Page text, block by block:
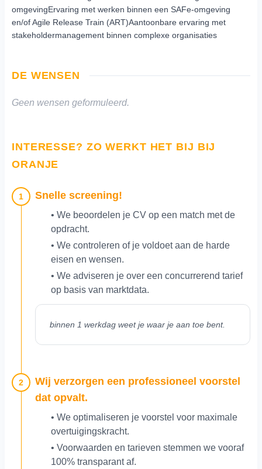
omgevingErvaring met werken binnen een SAFe-omgeving
en/of Agile Release Train (ART)Aantoonbare ervaring met
stakeholdermanagement binnen complexe organisaties
DE WENSEN
Geen wensen geformuleerd.
INTERESSE? ZO WERKT HET BIJ BIJ
ORANJE
1 Snelle screening!
• We beoordelen je CV op een match met de
opdracht.
• We controleren of je voldoet aan de harde
eisen en wensen.
• We adviseren je over een concurrerend tarief
op basis van marktdata.
binnen 1 werkdag weet je waar je aan toe bent.
2
Wij verzorgen een professioneel voorstel
dat opvalt.
• We optimaliseren je voorstel voor maximale
overtuigingskracht.
• Voorwaarden en tarieven stemmen we vooraf
100% transparant af.